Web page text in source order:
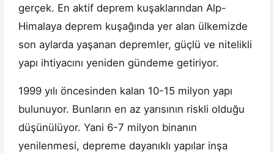
gerçek. En aktif deprem kuşaklarından Alp-
Himalaya deprem kuşağında yer alan ülkemizde
son aylarda yaşanan depremler, güçlü ve nitelikli
yapı ihtiyacını yeniden gündeme getiriyor.
1999 yılı öncesinden kalan 10-15 milyon yapı
bulunuyor. Bunların en az yarısının riskli olduğu
düşünülüyor. Yani 6-7 milyon binanın
yenilenmesi, depreme dayanıklı yapılar inşa